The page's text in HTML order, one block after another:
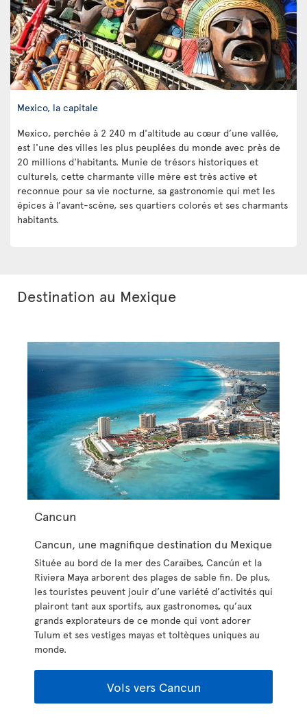
Mexico, la capitale
Mexico, perchée à 2 240 m d'altitude au cœur d’une vallée,
est l'une des villes les plus peuplées du monde avec près de
20 millions d'habitants. Munie de trésors historiques et
culturels, cette charmante ville mère est très active et
reconnue pour sa vie nocturne, sa gastronomie qui met les
épices à l’avant-scène, ses quartiers colorés et ses charmants
habitants.
Destination au Mexique
Cancun
Cancun, une magnifique destination du Mexique
Située au bord de la mer des Caraïbes, Cancún et la
Riviera Maya arborent des plages de sable fin. De plus,
les touristes peuvent jouir d’une variété d’activités qui
plairont tant aux sportifs, aux gastronomes, qu’aux
grands explorateurs de ce monde qui vont adorer
Tulum et ses vestiges mayas et toltèques uniques au
monde.
Vols vers Cancun